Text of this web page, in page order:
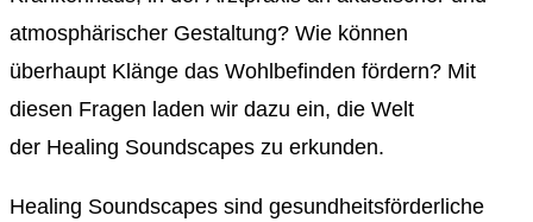
atmosphärischer Gestaltung? Wie können
überhaupt Klänge das Wohlbefinden fördern? Mit
diesen Fragen laden wir dazu ein, die Welt
der Healing Soundscapes zu erkunden.
Healing Soundscapes sind gesundheitsförderliche